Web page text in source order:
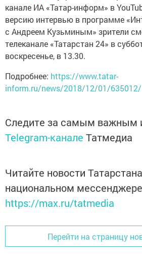
канале ИА «Татар-информ» в
версию интервью в программе
с Андреем Кузьминым» зрители
телеканале «Татарстан 24» в
воскресенье, в 13.30.
Подробнее: https://www.tatar-
inform.ru/news/2018/12/01/635012/
Следите за самым важным
Telegram-канале Татмедиа
Читайте новости
национальном
https://max.ru/tatmedia
Перейти на страницу